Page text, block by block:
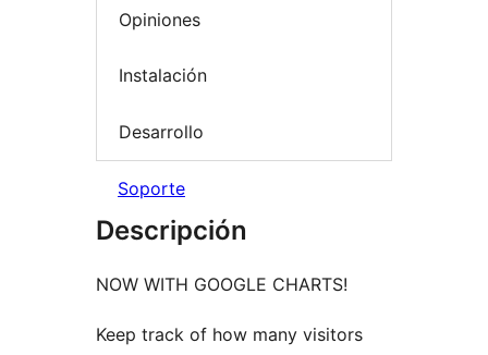
Opiniones
Instalación
Desarrollo
Soporte
Descripción
NOW WITH GOOGLE CHARTS!
Keep track of how many visitors